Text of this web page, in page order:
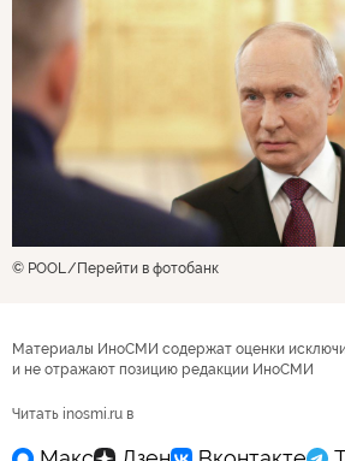
© POOL Перейти в фотобанк
Материалы ИноСМИ содержат оценки
и не отражают позицию редакции ИноСМИ
Читать inosmi.ru в